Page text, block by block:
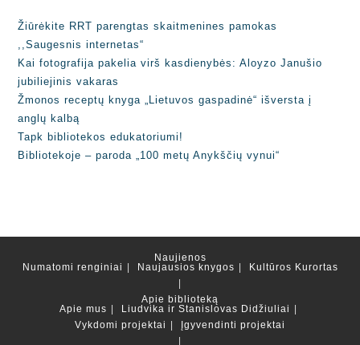
Žiūrėkite RRT parengtas skaitmenines pamokas
,,Saugesnis internetas“
Kai fotografija pakelia virš kasdienybės: Aloyzo Janušio
jubiliejinis vakaras
Žmonos receptų knyga „Lietuvos gaspadinė“ išversta į
anglų kalbą
Tapk bibliotekos edukatoriumi!
Bibliotekoje – paroda „100 metų Anykščių vynui“
Naujienos
Numatomi renginiai
Naujausios knygos Kultūros Kurortas
Apie biblioteką
Apie mus
Liudvika ir Stanislovas Didžiuliai
Vykdomi projektai
Įgyvendinti projektai